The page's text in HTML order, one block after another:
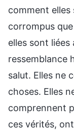
comment elles
corrompus
elles sont
ressemblance
salut. Elles ne
choses. Elles
comprennent
ces vérités,